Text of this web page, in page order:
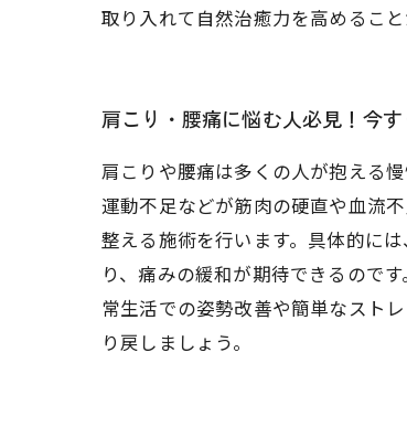
取り入れて自然治癒力を高めること
肩こり・腰痛に悩む人必見！今
肩こりや腰痛は多くの人が抱える
運動不足などが筋肉の硬直や血流
整える施術を行います。具体的に
り、痛みの緩和が期待できるので
常生活での姿勢改善や簡単なスト
り戻しましょう。